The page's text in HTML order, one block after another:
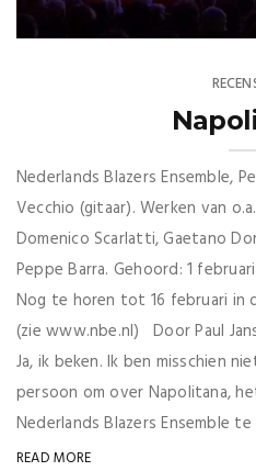
Nederlands Blazers Ensemble,
Vecchio (gitaar). Werken van
Domenico Scarlatti, Gaetano
Peppe Barra. Gehoord: 1
Nog te horen tot 16 februari in
(zie www.nbe.nl) Door Paul
Ja, ik beken. Ik ben misschien
persoon om over Napolitana,
Nederlands Blazers Ensemble
READ MORE